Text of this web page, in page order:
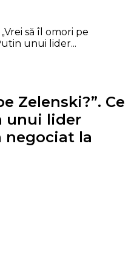
„Vrei să îl omori pe
unui lider...
Zelenski?”. Ce
unui lider
negociat la